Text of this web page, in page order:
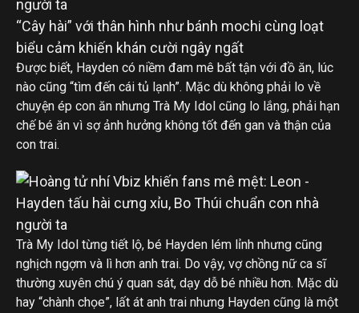
“Cây hài” với thân hình như bánh mochi cùng loạt
biểu cảm khiến khán cười ngây ngất
Được biết, Hayden có niềm đam mê bất tận với đồ ăn, lúc
nào cũng “tìm đến cái tủ lạnh”. Mặc dù không phải lo về
chuyện ép con ăn nhưng Trà My Idol cũng lo lắng, phải hạn
chế bé ăn vì sợ ảnh hưởng không tốt đến gan và thận của
con trai.
Trà My Idol từng tiết lộ, bé Hayden lém lỉnh nhưng cũng
nghịch ngợm và lì hơn anh trai. Do vậy, vợ chồng nữ ca sĩ
thường xuyên chú ý quan sát, dạy dỗ bé nhiều hơn. Mặc dù
hay “chành chọe”, lất át anh trai nhưng Hayden cũng là một